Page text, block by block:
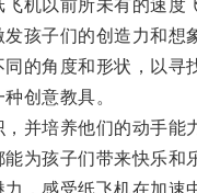
以前所未有的速度
孩子们的创造力和想
角度和形状，以寻
创意教具。
培养他们的动手能
为孩子们带来快乐和
感受纸飞机在加速